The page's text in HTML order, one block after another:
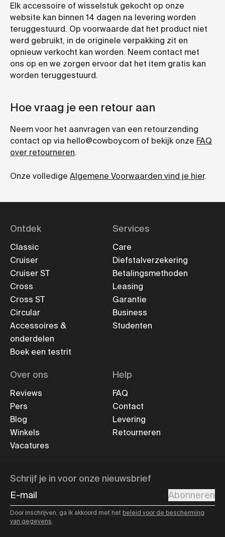
Elk accessoire of wisselstuk gekocht op onze
website kan binnen 14 dagen na levering worden
teruggestuurd. Op voorwaarde dat het product niet
werd gebruikt, in de originele verpakking zit en
opnieuw verkocht kan worden. Neem contact met
ons op en we zorgen ervoor dat het item gratis kan
worden teruggestuurd.
Hoe vraag je een retour aan
Neem voor het aanvragen van een retourzending
contact op via hello@cowboy.com of bekijk onze FAQ
over retourneren.
Onze volledige Algemene Voorwaarden vind je hier.
Ontdek
Classic
Cruiser
Cruiser ST
Cross
Cross ST
Circular
Accessoires &
onderdelen
Boek een testrit
Services
Care
Diefstalverzekering
Betalingsmethoden
Leasing
Garantie
Business
Studenten
Over ons
Reviews
Pers
Blog
Winkels
Vacatures
Help
FAQ
Contact
Levering
Retourneren
Schrijf je in voor onze nieuwsbrief
E-mail
Abonneren
Door inschrijven, ga ik akkoord met het beleid voor de bescherming
van gegevens.